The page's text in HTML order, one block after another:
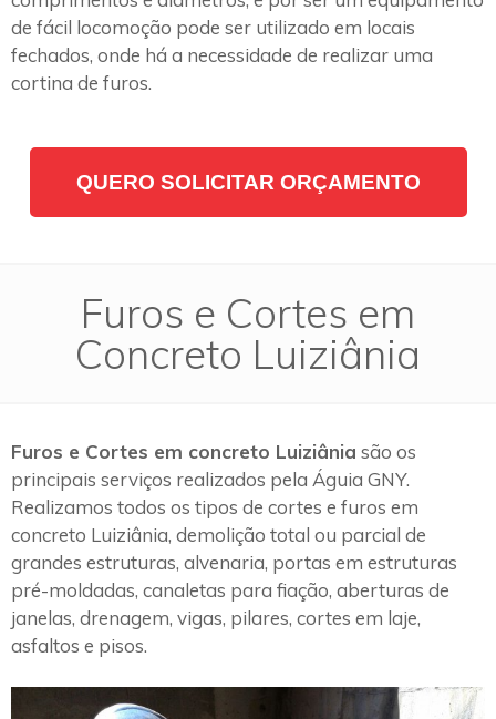
de fácil locomoção pode ser utilizado em locais
fechados, onde há a necessidade de realizar uma
cortina de furos.
QUERO SOLICITAR ORÇAMENTO
Furos e Cortes em
Concreto Luiziânia
Furos e Cortes em concreto Luiziânia são os
principais serviços realizados pela Águia GNY.
Realizamos todos os tipos de cortes e furos em
concreto Luiziânia, demolição total ou parcial de
grandes estruturas, alvenaria, portas em estruturas
pré-moldadas, canaletas para fiação, aberturas de
janelas, drenagem, vigas, pilares, cortes em laje,
asfaltos e pisos.